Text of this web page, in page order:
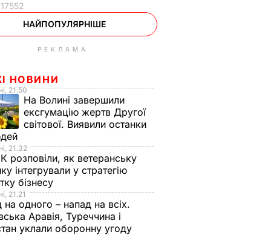
17552
НАЙПОПУЛЯРНІШЕ
РЕКЛАМА
НОВИНИ
21.50
На Волині завершили
ексгумацію жертв Другої
світової. Виявили останки
21.32
розповіли, як ветеранську
інтегрували у стратегію
бізнесу
21.21
на одного – напад на всіх.
Аравія, Туреччина і
уклали оборонну угоду